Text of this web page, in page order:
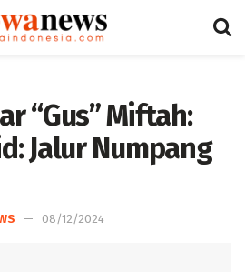
“Gus” Miftah:
Jalur Numpang
08/12/2024